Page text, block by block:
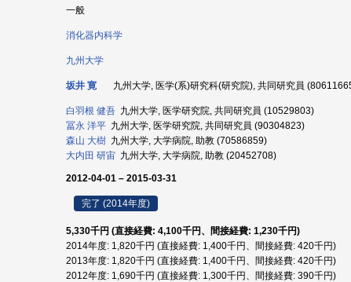
一般
消化器内科学
九州大学
坂井 寛 九州大学, 医学(系)研究科(研究院), 共同研究員
白羽根 健吾 九州大学, 医学研究院, 共同研究員 (10529803)
冨永 洋平 九州大学, 医学研究院, 共同研究員 (90304823)
森山 大樹 九州大学, 大学病院, 助教 (70586859)
大内田 研宙 九州大学, 大学病院, 助教 (20452708)
2012-04-01 – 2015-03-31
完了 (2014年度)
5,330千円 (直接経費: 4,100千円、間接経費: 1,230千円)
2014年度: 1,820千円 (直接経費: 1,400千円、間接経費: 420千円)
2013年度: 1,820千円 (直接経費: 1,400千円、間接経費: 420千円)
2012年度: 1,690千円 (直接経費: 1,300千円、間接経費: 390千円)